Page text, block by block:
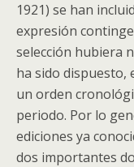
1921) se han
expresión
selección hubiera
ha sido dispuesto,
un orden
periodo. Por lo
ediciones ya
dos importantes